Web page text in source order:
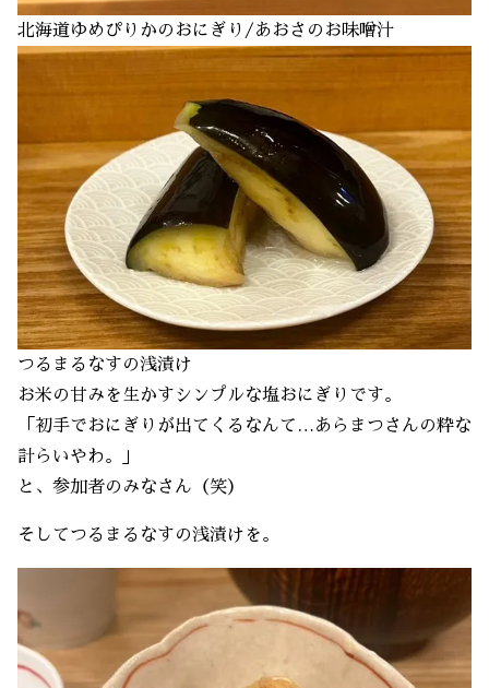
北海道ゆめぴりかのおにぎり/あおさのお味噌汁
つるまるなすの浅漬け
お米の甘みを生かすシンプルな塩おにぎりです。
「初手でおにぎりが出てくるなんて…あらまつさんの粋な
計らいやわ。」
と、参加者のみなさん（笑）
そしてつるまるなすの浅漬けを。